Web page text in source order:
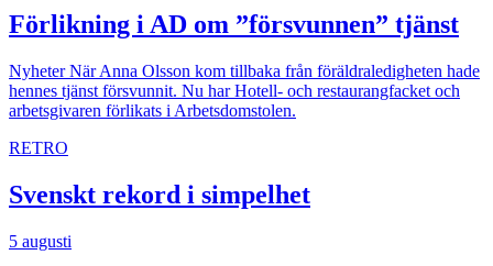
Förlikning i AD om ”försvunnen” tjänst
NyheterNär Anna Olsson kom tillbaka från föräldraledigheten hade
hennes tjänst försvunnit. Nu har Hotell- och restaurangfacket och
arbetsgivaren förlikats i Arbetsdomstolen.
RETRO
Svenskt rekord i simpelhet
5 augusti